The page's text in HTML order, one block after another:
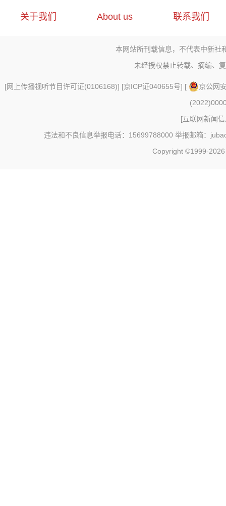
关于我们 About us 联系我们
本网站所刊载信息，不代表中新社
未经授权禁止转载、摘编、
[网上传播视听节目许可证(0106168)] [京ICP证040655号] [
京公网
[互联网新闻
违法和不良信息举报电话：15699788000 举报邮箱：
Copyright ©1999-